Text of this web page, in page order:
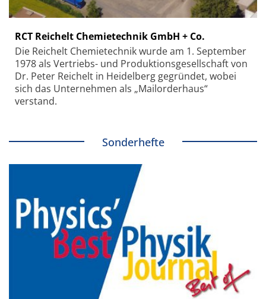
RCT Reichelt Chemietechnik GmbH + Co.
Die Reichelt Chemietechnik wurde am 1. September
1978 als Vertriebs- und Produktionsgesellschaft von
Dr. Peter Reichelt in Heidelberg gegründet, wobei
sich das Unternehmen als „Mailorderhaus“
verstand.
Sonderhefte